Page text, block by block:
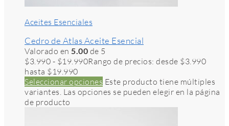
Aceites Esenciales
Cedro de Atlas Aceite Esencial
Valorado en 5.00 de 5
$3.990 - $19.990Rango de precios: desde $3.990
hasta $19.990
Seleccionar opciones Este producto tiene múltiples
variantes. Las opciones se pueden elegir en la página
de producto